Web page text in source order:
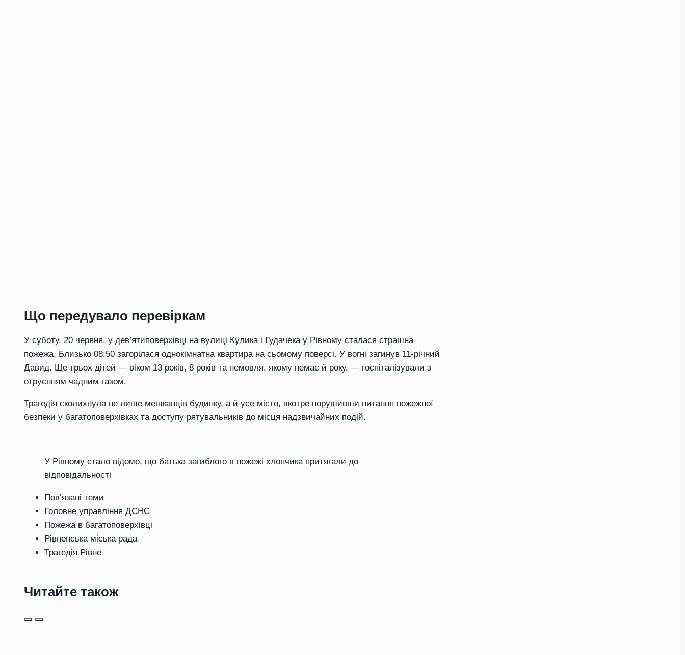
Що передувало перевіркам
У суботу, 20 червня, у дев’ятиповерхівці на вулиці Кулика і Гудачека у Рівному сталася страшна
пожежа. Близько 08:50 загорілася однокімнатна квартира на сьомому поверсі. У вогні загинув 11-річний
Давид. Ще трьох дітей — віком 13 років, 8 років та немовля, якому немає й року, — госпіталізували з
отруєнням чадним газом.
Трагедія сколихнула не лише мешканців будинку, а й усе місто, вкотре порушивши питання пожежної
безпеки у багатоповерхівках та доступу рятувальників до місця надзвичайних подій.
У Рівному стало відомо, що батька загиблого в пожежі хлопчика притягали до
відповідальності
Повʼязані теми
Головне управління ДСНС
Пожежа в багатоповерхівці
Рівненська міська рада
Трагедія Рівне
Читайте також